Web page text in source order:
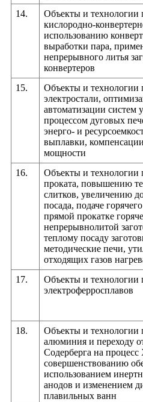
14.
Объекты и технологии
кислородно-
использованию
выработки пара,
непрерывного литья
конвертеров
15.
Объекты и технологии
электростали,
автоматизации систем
процессом дуговых
энерго- и
выплавки,
мощности
16.
Объекты и технологии
проката, повышению
слитков, увеличению
посада, подаче
прямой прокатке
непрерывнолитой
теплому посаду
методические печи,
отходящих газов
17.
Объекты и технологии
электроферросплавов
18.
Объекты и технологии
алюминия и переходу
Содерберга на
совершенствованию
использованием
анодов и изменением
плавильных ванн